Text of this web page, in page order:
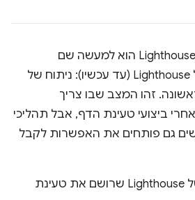
מצב הניווט החדש ב-Lighthouse הוא למעשה שם
להתנהגות הרגילה של Lighthouse (עד עכשיו): ניתוח של
זהו המצב שבו צריך
טעינת הדף, אבל תהליכי
פותחים את האפשרות לקבל
כדי לכתוב סקריפט של Lighthouse שרושם את טעינת